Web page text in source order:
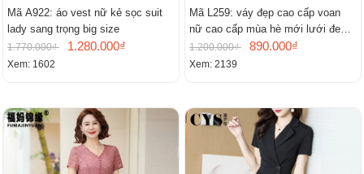
Mã A922: áo vest nữ kẻ sọc suit
lady sang trọng big size
1.770.000₫ 1.280.000₫
Xem: 1602
Mã L259: váy đẹp cao cấp voan
nữ cao cấp mùa hè mới lưới đen
cao cấp khí chất nhỏ tay ngắn
1.200.000₫ 890.000₫
Xem: 2139